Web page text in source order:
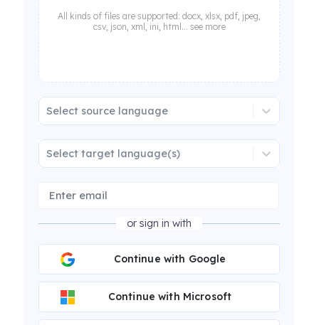
All kinds of files are supported: docx, xlsx, pdf, jpeg,
csv, json, xml, ini, html... see more
Select source language
Select target language(s)
or sign in with
Continue with Google
Continue with Microsoft